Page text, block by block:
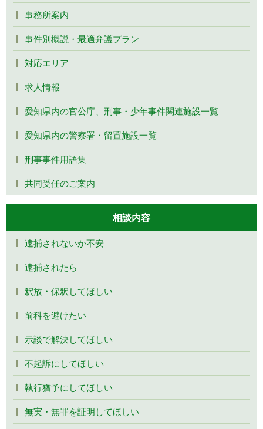
事務所案内
事件別概説・最適弁護プラン
対応エリア
求人情報
愛知県内の官公庁、刑事・少年事件関連施設一覧
愛知県内の警察署・留置施設一覧
刑事事件用語集
共同受任のご案内
相談内容
逮捕されないか不安
逮捕されたら
釈放・保釈してほしい
前科を避けたい
示談で解決してほしい
不起訴にしてほしい
執行猶予にしてほしい
無実・無罪を証明してほしい